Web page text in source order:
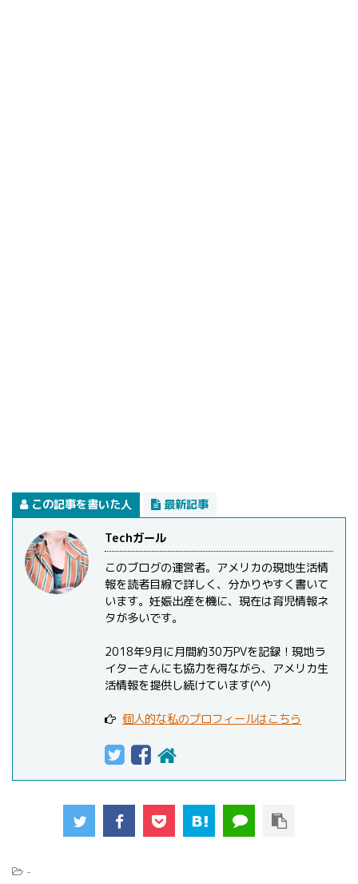
この記事を書いた人 最新記事
Techガール
このブログの運営者。アメリカの現地生活情
報を読者目線で詳しく、分かりやすく書いて
います。妊娠出産を機に、現在は育児情報ネ
タが多いです。
2018年9月に月間約30万PVを記録！現地ラ
イターさんにも協力を得ながら、アメリカ生
活情報を提供し続けています(^^)
個人的な私のプロフィールはこちら
-